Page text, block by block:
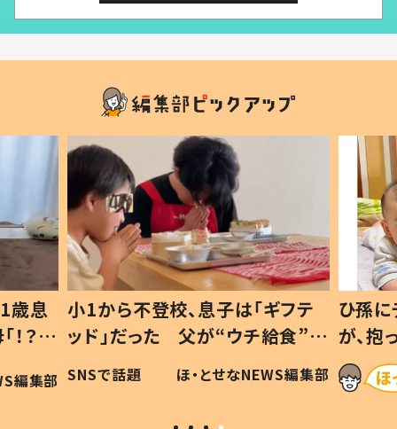
歳息
？」
編集部
小1から不登校、息子は「ギフテ
ッド」だった 父が“ウチ給食”を
作り続ける理由とは #令和の親
#令和の子
SNSで話題 ほ・とせなNEWS編集部
ひ孫
が、
「涙が
い」